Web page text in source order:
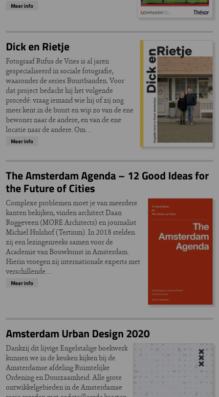
Meer info
Dick en Rietje
Fotograaf Rufus de Vries is al jaren
gespecialiseerd in sociale fotografie,
waaronder de series Buurtbanden. Voor
dat project bedacht hij het volgende
procedé: vraag iemand wie hij of zij nog
meer kent in de buurt en wip zo van de ene
bewoner naar de andere, en van de ene
locatie naar de andere. Om…
Meer info
The Amsterdam Agenda – 12 Good Ideas for
the Future of Cities
Complexe problemen moet je van meerdere
kanten bekijken, vinden architect Daan
Roggeveen (MORE Architects) en journalist
Michiel Hulshof (Tertium). In 2018 stelden
zij een lezingenreeks samen voor de
Academie van Bouwkunst in Amsterdam.
Hierin vroegen zij internationale experts met
verschillende…
Meer info
Amsterdam Urban Design 2020
Dankzij dit lijvige Engelstalige boekwerk
kunnen we in de keuken kijken bij de
Amsterdamse afdeling Ruimtelijke
Ordening en Duurzaamheid. Alle grote
ontwikkelgebieden in de Amsterdamse